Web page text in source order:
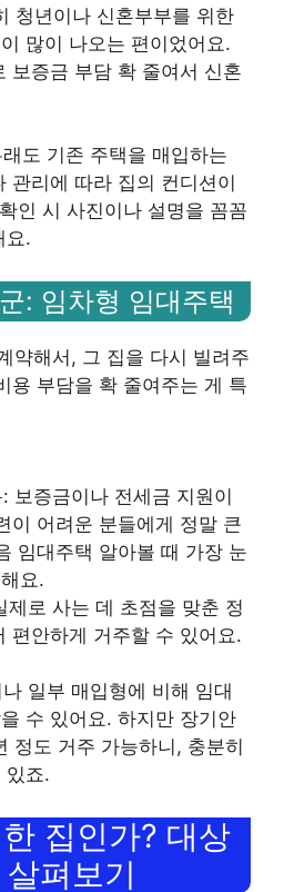
청년이나 신혼부부를 위한
많이 나오는 편이었어요.
보증금 부담 확 줄여서 신혼
도 기존 주택을 매입하는
관리에 따라 집의 컨디션이
인 시 사진이나 설명을 꼼꼼
요.
: 임차형 임대주택
약해서, 그 집을 다시 빌려주
용 부담을 확 줄여주는 게 특
보증금이나 전세금 지원이
이 어려운 분들에게 정말 큰
임대주택 알아볼 때 가장 눈
요.
로 사는 데 초점을 맞춘 정
편안하게 거주할 수 있어요.
일부 매입형에 비해 임대
수 있어요. 하지만 장기안
정도 거주 가능하니, 충분히
있죠.
집인가? 대상
펴보기